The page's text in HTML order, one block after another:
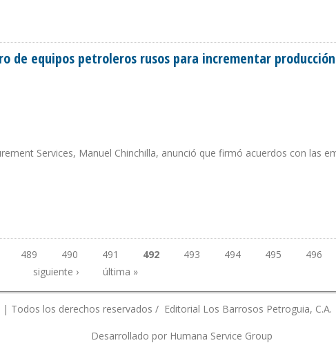
de equipos petroleros rusos para incrementar
Services, Manuel Chinchilla, anunció que firmó acuerdos con las
489 490 491 492 493 494 495 496
siguiente ›
última »
Todos los derechos reservados / Editorial Los Barrosos Petroguia,
Desarrollado por Humana Service Group